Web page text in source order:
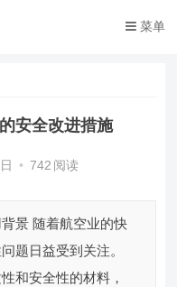
菜单
安全改进措施
• 742 阅读
景 随着航空业的快
题日益受到关注。
和安全性的材料，